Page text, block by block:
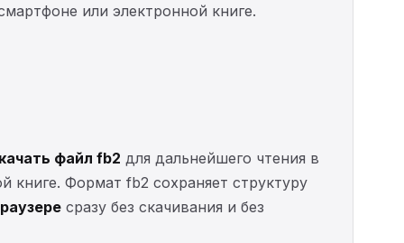
или электронной книге.
файл fb2 для дальнейшего чтения в
книге. Формат fb2 сохраняет структуру
сразу без скачивания и без